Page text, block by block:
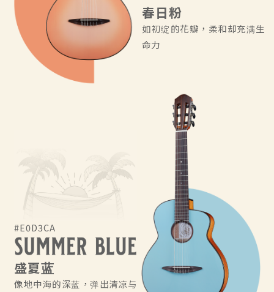
春日粉
如初绽的花瓣，柔和却充满生
命力
#E0D3CA
盛夏蓝
像地中海的深蓝，弹出清凉与